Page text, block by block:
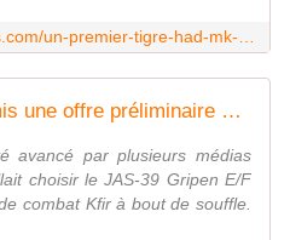
Dassault Aviation a remis une offre préliminaire au Pérou pour une vente éventuelle de 24 Rafale - Zone Militaire
avancé par plusieurs médias
choisir le JAS-39 Gripen E/F
combat Kfir à bout de souffle.